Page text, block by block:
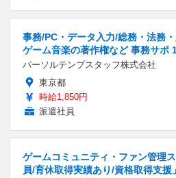
事務/PC・データ入力/総務・法務
ゲーム音楽の著作権など 事務サポ
パーソルテンプスタッフ株式会社
東京都
時給1,850円
派遣社員
ゲームコミュニティ・ファン管理
員/育休取得実績あり/資格取得支援